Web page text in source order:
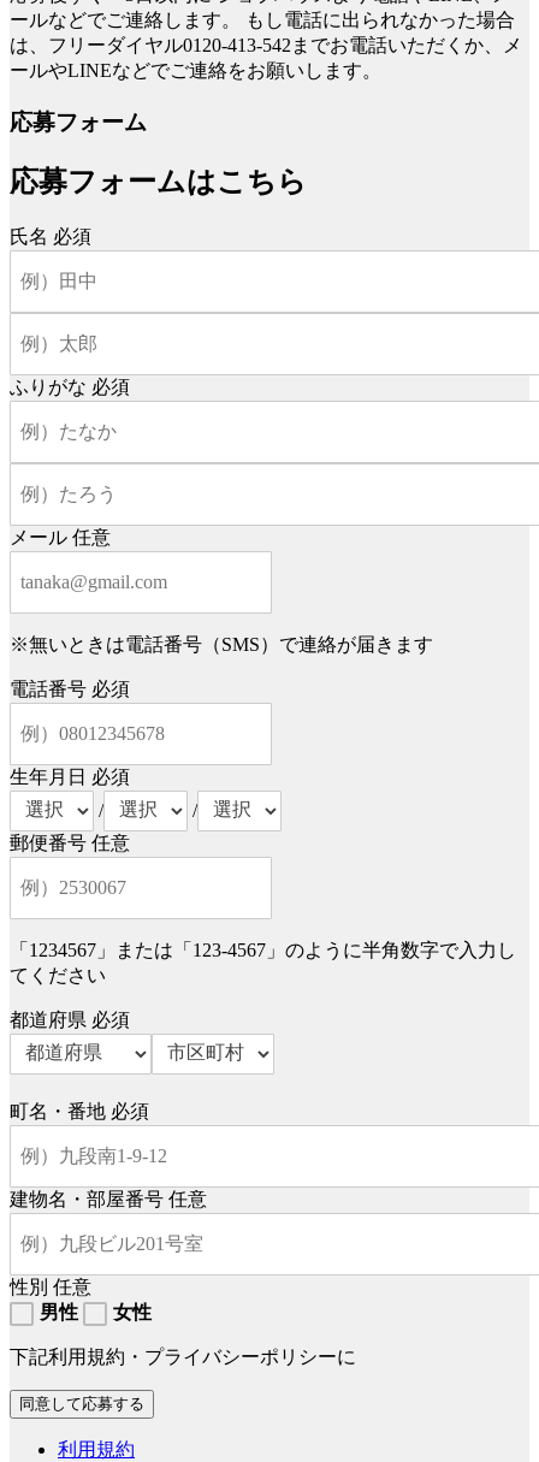
ールなどでご連絡します。
もし電話に出られなかった場合
は、フリーダイヤル0120-413-542までお電話いただくか、メ
ールやLINEなどでご連絡をお願いします。
応募フォーム
応募フォームはこちら
氏名 必須
ふりがな 必須
メール 任意
※無いときは電話番号（SMS）で連絡が届きます
電話番号 必須
生年月日 必須
/
/
郵便番号 任意
「1234567」または「123-4567」のように半角数字で入力し
てください
都道府県 必須
町名・番地 必須
建物名・部屋番号 任意
性別 任意
男性
女性
下記利用規約・プライバシーポリシーに
利用規約